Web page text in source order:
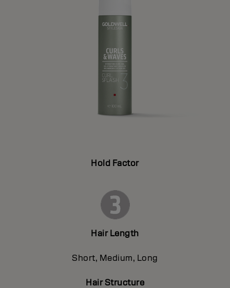
Hold Factor
Hair Length
Short, Medium, Long
Hair Structure